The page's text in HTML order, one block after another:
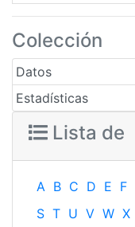
Colección
Datos
Estadísticas
Lista de
A B C D E F
S T U V W X